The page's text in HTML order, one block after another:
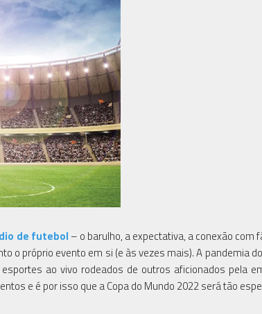
de futebol – o barulho, a expectativa, a conexão
o próprio evento em si (e às vezes mais). A pandemia
ao vivo rodeados de outros aficionados pela
e é por isso que a Copa do Mundo 2022 será tão